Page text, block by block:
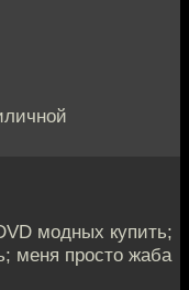
модных купить;
меня просто жаба